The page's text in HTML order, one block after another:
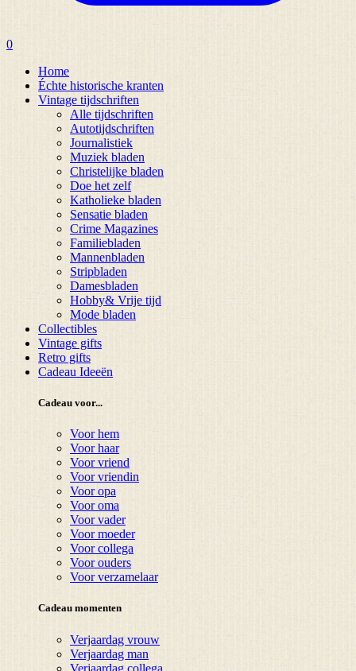
0
Home
Échte historische kranten
Vintage tijdschriften
Alle tijdschriften
Autotijdschriften
Journalistiek
Muziek bladen
Christelijke bladen
Doe het zelf
Katholieke bladen
Sensatie bladen
Crime Magazines
Familiebladen
Mannenbladen
Stripbladen
Damesbladen
Hobby& Vrije tijd
Mode bladen
Collectibles
Vintage gifts
Retro gifts
Cadeau Ideeën
Cadeau voor...
Voor hem
Voor haar
Voor vriend
Voor vriendin
Voor opa
Voor oma
Voor vader
Voor moeder
Voor collega
Voor ouders
Voor verzamelaar
Cadeau momenten
Verjaardag vrouw
Verjaardag man
Verjaardag collega